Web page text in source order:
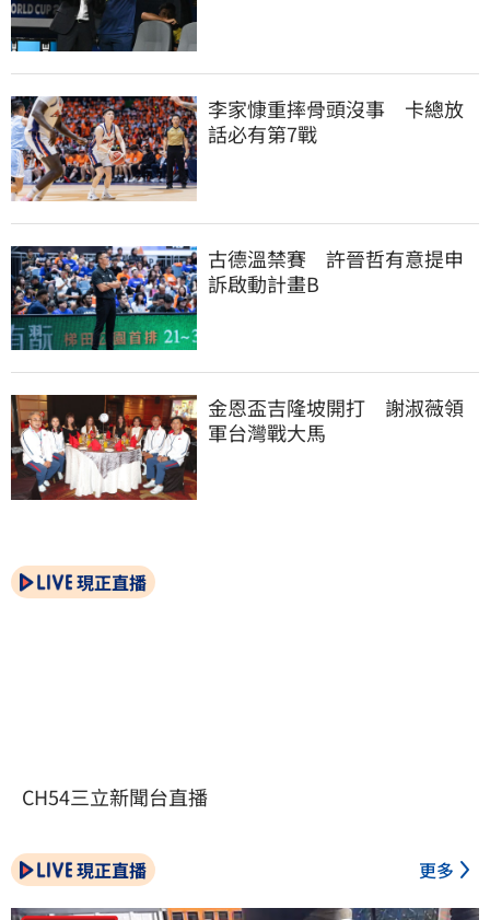
李家慷重摔骨頭沒事　卡總放
話必有第7戰
古德溫禁賽　許晉哲有意提申
訴啟動計畫B
金恩盃吉隆坡開打　謝淑薇領
軍台灣戰大馬
現正直播
CH54三立新聞台直播
現正直播 更多